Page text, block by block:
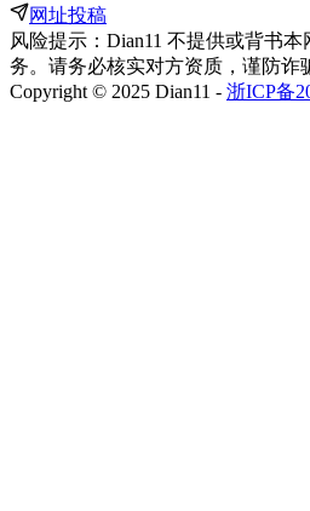
网址投稿
风险提示：Dian11 不提供或背书
务。请务必核实对方资质，谨防诈
Copyright © 2025 Dian11 - 浙ICP备